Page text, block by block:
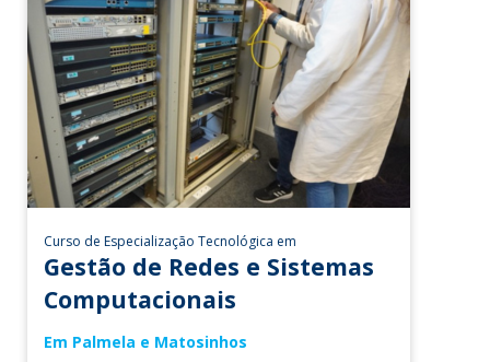
Curso de Especialização Tecnológica em
Gestão de Redes e Sistemas
Computacionais
Em Palmela e Matosinhos